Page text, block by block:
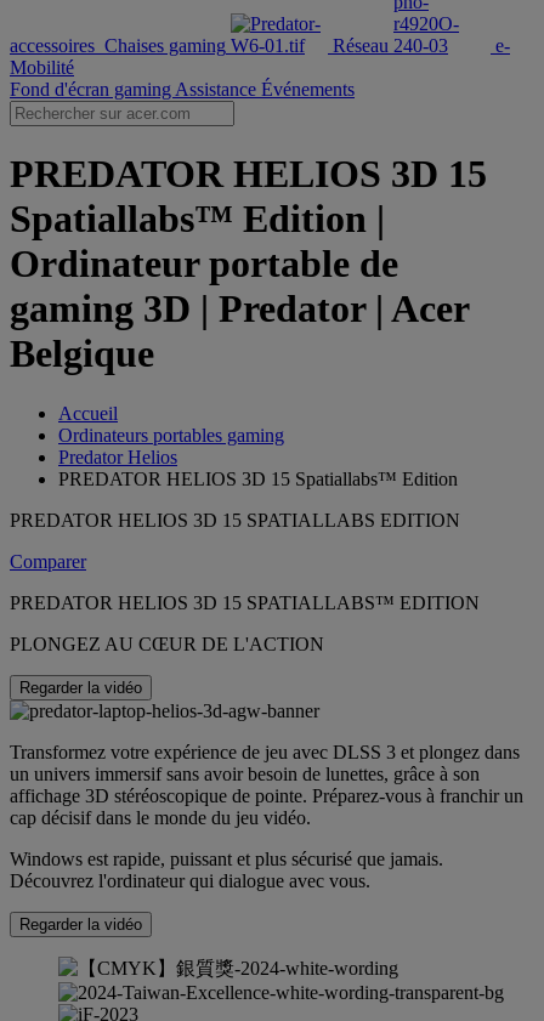
accessoires Chaises gaming Réseau
e-
Mobilité
Fond d'écran gaming Assistance Événements
PREDATOR HELIOS 3D 15
Spatiallabs™ Edition |
Ordinateur portable de
gaming 3D | Predator | Acer
Belgique
Accueil
Ordinateurs portables gaming
Predator Helios
PREDATOR HELIOS 3D 15 Spatiallabs™ Edition
PREDATOR HELIOS 3D 15 SPATIALLABS EDITION
Comparer
PREDATOR HELIOS 3D 15 SPATIALLABS™ EDITION
PLONGEZ AU CŒUR DE L'ACTION
Regarder la vidéo
Transformez votre expérience de jeu avec DLSS 3 et plongez dans
un univers immersif sans avoir besoin de lunettes, grâce à son
affichage 3D stéréoscopique de pointe. Préparez-vous à franchir un
cap décisif dans le monde du jeu vidéo.
Windows est rapide, puissant et plus sécurisé que jamais.
Découvrez l'ordinateur qui dialogue avec vous.
Regarder la vidéo